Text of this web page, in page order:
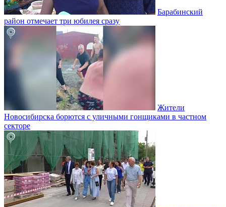
Барабинский
район отмечает три юбилея сразу
Жители
Новосибирска борются с уличными гонщиками в частном
секторе